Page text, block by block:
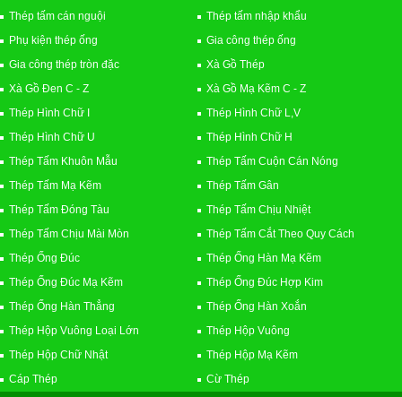
Thép tấm cán nguội
Thép tấm nhập khẩu
Phụ kiện thép ống
Gia công thép ống
Gia công thép tròn đặc
Xà Gồ Thép
Xà Gồ Đen C - Z
Xà Gồ Mạ Kẽm C - Z
Thép Hình Chữ I
Thép Hình Chữ L,V
Thép Hình Chữ U
Thép Hình Chữ H
Thép Tấm Khuôn Mẫu
Thép Tấm Cuộn Cán Nóng
Thép Tấm Mạ Kẽm
Thép Tấm Gân
Thép Tấm Đóng Tàu
Thép Tấm Chịu Nhiệt
Thép Tấm Chịu Mài Mòn
Thép Tấm Cắt Theo Quy Cách
Thép Ống Đúc
Thép Ống Hàn Mạ Kẽm
Thép Ống Đúc Mạ Kẽm
Thép Ống Đúc Hợp Kim
Thép Ống Hàn Thẳng
Thép Ống Hàn Xoắn
Thép Hộp Vuông Loại Lớn
Thép Hộp Vuông
Thép Hộp Chữ Nhật
Thép Hộp Mạ Kẽm
Cáp Thép
Cừ Thép